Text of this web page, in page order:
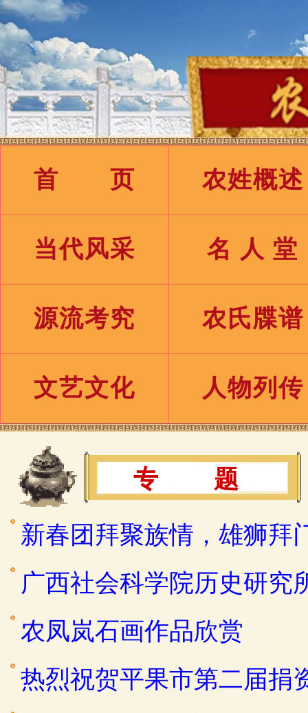
首 页 农姓概述
当代风采 名 人 堂
源流考究 农氏牒谱
文艺文化 人物列传
专 题
新春团拜聚族情，雄狮拜
广西社会科学院历史研
农凤岚石画作品欣赏
热烈祝贺平果市第二届